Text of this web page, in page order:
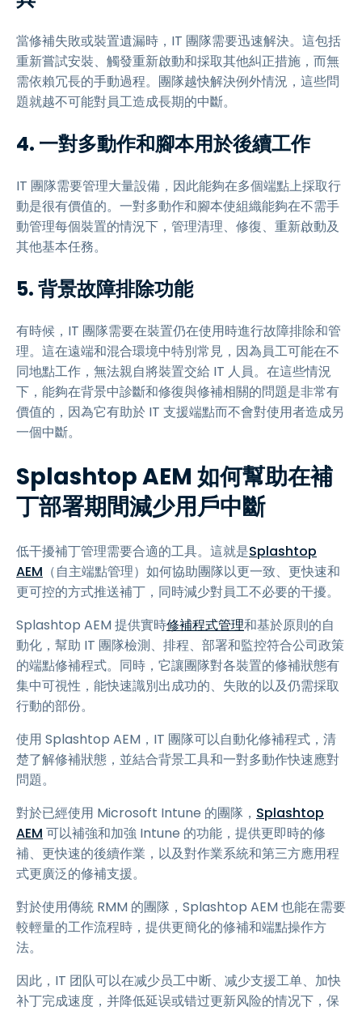
當修補失敗或裝置遺漏時，IT 團隊需要迅速解決。這包括
重新嘗試安裝、觸發重新啟動和採取其他糾正措施，而無
需依賴冗長的手動過程。團隊越快解決例外情況，這些問
題就越不可能對員工造成長期的中斷。
4. 一對多動作和腳本用於後續工作
IT 團隊需要管理大量設備，因此能夠在多個端點上採取行
動是很有價值的。一對多動作和腳本使組織能夠在不需手
動管理每個裝置的情況下，管理清理、修復、重新啟動及
其他基本任務。
5. 背景故障排除功能
有時候，IT 團隊需要在裝置仍在使用時進行故障排除和管
理。這在遠端和混合環境中特別常見，因為員工可能在不
同地點工作，無法親自將裝置交給 IT 人員。在這些情況
下，能夠在背景中診斷和修復與修補相關的問題是非常有
價值的，因為它有助於 IT 支援端點而不會對使用者造成另
一個中斷。
Splashtop AEM 如何幫助在補
丁部署期間減少用戶中斷
低干擾補丁管理需要合適的工具。這就是Splashtop
AEM （自主端點管理）如何協助團隊以更一致、更快速和
更可控的方式推送補丁，同時減少對員工不必要的干擾。
Splashtop AEM 提供實時修補程式管理和基於原則的自
動化，幫助 IT 團隊檢測、排程、部署和監控符合公司政策
的端點修補程式。同時，它讓團隊對各裝置的修補狀態有
集中可視性，能快速識別出成功的、失敗的以及仍需採取
行動的部份。
使用 Splashtop AEM，IT 團隊可以自動化修補程式，清
楚了解修補狀態，並結合背景工具和一對多動作快速應對
問題。
對於已經使用 Microsoft Intune 的團隊， Splashtop
AEM 可以補強和加強 Intune 的功能，提供更即時的修
補、更快速的後續作業，以及對作業系統和第三方應用程
式更廣泛的修補支援。
對於使用傳統 RMM 的團隊，Splashtop AEM 也能在需要
較輕量的工作流程時，提供更簡化的修補和端點操作方
法。
因此，IT 团队可以在减少员工中断、减少支援工单、加快
补丁完成速度，并降低延误或错过更新风险的情况下，保